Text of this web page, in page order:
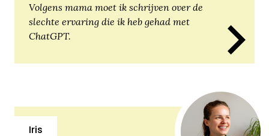
Volgens mama moet ik schrijven over de
slechte ervaring die ik heb gehad met
ChatGPT.
Iris